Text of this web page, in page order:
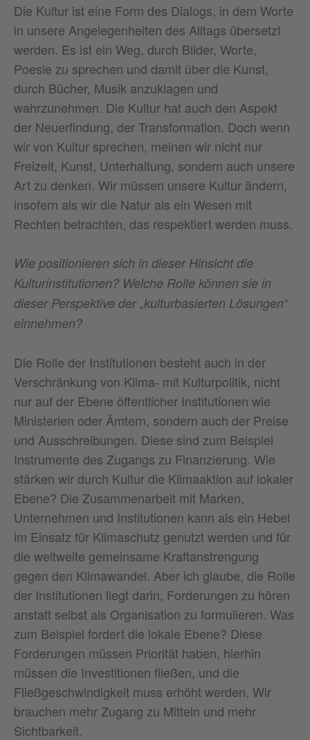
Die Kultur ist eine Form des Dialogs, in dem Worte
in unsere Angelegenheiten des Alltags übersetzt
werden. Es ist ein Weg, durch Bilder, Worte,
Poesie zu sprechen und damit über die Kunst,
durch Bücher, Musik anzuklagen und
wahrzunehmen. Die Kultur hat auch den Aspekt
der Neuerfindung, der Transformation. Doch wenn
wir von Kultur sprechen, meinen wir nicht nur
Freizeit, Kunst, Unterhaltung, sondern auch unsere
Art zu denken. Wir müssen unsere Kultur ändern,
insofern als wir die Natur als ein Wesen mit
Rechten betrachten, das respektiert werden muss.
Wie positionieren sich in dieser Hinsicht die
Kulturinstitutionen? Welche Rolle können sie in
dieser Perspektive der „kulturbasierten Lösungen“
einnehmen?
Die Rolle der Institutionen besteht auch in der
Verschränkung von Klima- mit Kulturpolitik, nicht
nur auf der Ebene öffentlicher Institutionen wie
Ministerien oder Ämtern, sondern auch der Preise
und Ausschreibungen. Diese sind zum Beispiel
Instrumente des Zugangs zu Finanzierung. Wie
stärken wir durch Kultur die Klimaaktion auf lokaler
Ebene? Die Zusammenarbeit mit Marken,
Unternehmen und Institutionen kann als ein Hebel
im Einsatz für Klimaschutz genutzt werden und für
die weltweite gemeinsame Kraftanstrengung
gegen den Klimawandel. Aber ich glaube, die Rolle
der Institutionen liegt darin, Forderungen zu hören
anstatt selbst als Organisation zu formulieren. Was
zum Beispiel fordert die lokale Ebene? Diese
Forderungen müssen Priorität haben, hierhin
müssen die Investitionen fließen, und die
Fließgeschwindigkeit muss erhöht werden. Wir
brauchen mehr Zugang zu Mitteln und mehr
Sichtbarkeit.